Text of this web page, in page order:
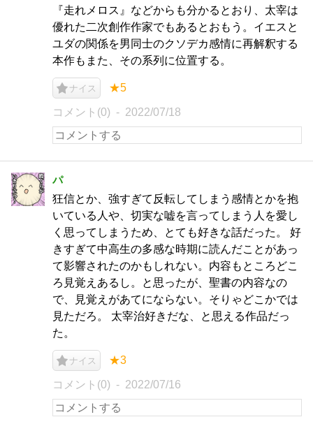
『走れメロス』などからも分かるとおり、太宰は
優れた二次創作作家でもあるとおもう。イエスと
ユダの関係を男同士のクソデカ感情に再解釈する
本作もまた、その系列に位置する。
ナイス ★5
コメント(0) 2022/07/18
パ
狂信とか、強すぎて反転してしまう感情とかを抱
いている人や、切実な嘘を言ってしまう人を愛し
く思ってしまうため、とても好きな話だった。 好
きすぎて中高生の多感な時期に読んだことがあっ
て影響されたのかもしれない。内容もところどこ
ろ見覚えあるし。と思ったが、聖書の内容なの
で、見覚えがあてにならない。そりゃどこかでは
見ただろ。 太宰治好きだな、と思える作品だっ
た。
ナイス ★3
コメント(0) 2022/07/16